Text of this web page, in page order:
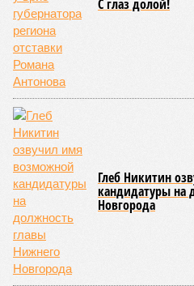
С глаз долой!
Глеб Никитин
кандидатуры на
Новгорода